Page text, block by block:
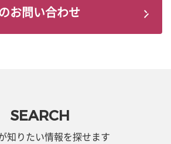
お問い合わせ
SEARCH
知りたい情報を探せます